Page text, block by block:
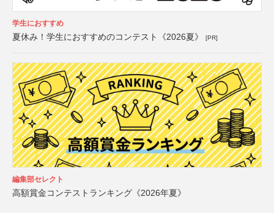
学生におすすめ
夏休み！学生におすすめのコンテスト《2026夏》 [PR]
編集部セレクト
高額賞金コンテストランキング《2026年夏》